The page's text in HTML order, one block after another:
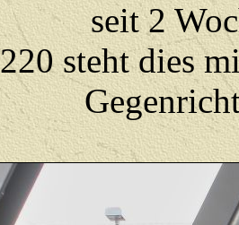
seit 2
steht dies